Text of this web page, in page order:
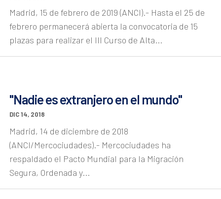
Madrid, 15 de febrero de 2019 (ANCI).- Hasta el 25 de
febrero permanecerá abierta la convocatoria de 15
plazas para realizar el III Curso de Alta...
"Nadie es extranjero en el mundo"
DIC 14, 2018
Madrid, 14 de diciembre de 2018
(ANCI/Mercociudades).- Mercociudades ha
respaldado el Pacto Mundial para la Migración
Segura, Ordenada y...